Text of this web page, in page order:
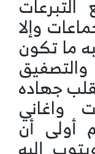
وإلا
ما تكون
جهاده
واغاني
أولى أن